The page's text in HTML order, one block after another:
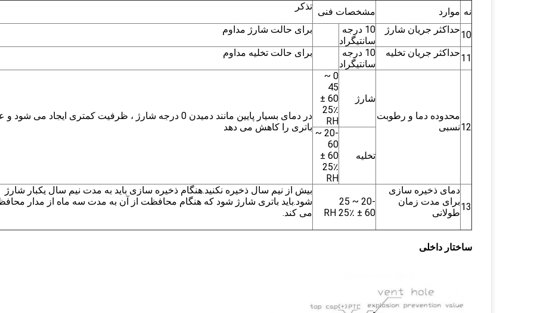
نه موارد مشخصات فنی تذکر
10حداکثر جریان شارژ
10 درجه
سانتیگراد
برای حالت شارژ مداوم
11حداکثر جریان تخلیه
10 درجه
سانتیگراد
برای حالت تخلیه مداوم
12
محدوده دما و رطوبت
نسبی
شارژ
0 ~
45
60 ±
25٪
RH
در دمای بسیار پایین مانند دمیدن 0 درجه شارژ ، ظرفیت کمتری ایجاد می شود
باتری را کاهش می دهد
تخلیه
-20 ~
60
60 ±
25٪
RH
13
دمای ذخیره سازی
برای مدت زمان
طولانی
-20 ~ 25
60 ± 25٪ RH
بیش از نیم سال ذخیره نکنید.هنگام ذخیره سازی باید به مدت نیم سال یکبار شارژ
شود.باید باتری شارژ شود که هنگام محافظت از آن به مدت سه ماه از مدار
می کند.
ساختار داخلی